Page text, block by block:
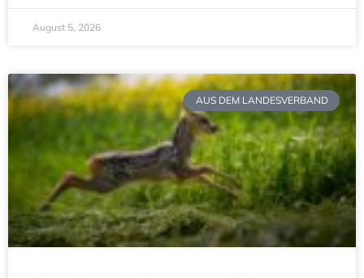
August 5, 2026
AUS DEM LANDESVERBAND